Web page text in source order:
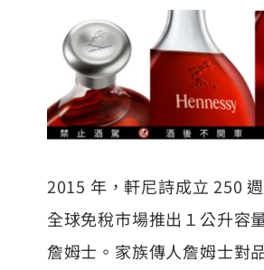
2015 年，軒尼詩成立 250
全球免稅市場推出１公升容
詹姆士。家族傳人詹姆士對